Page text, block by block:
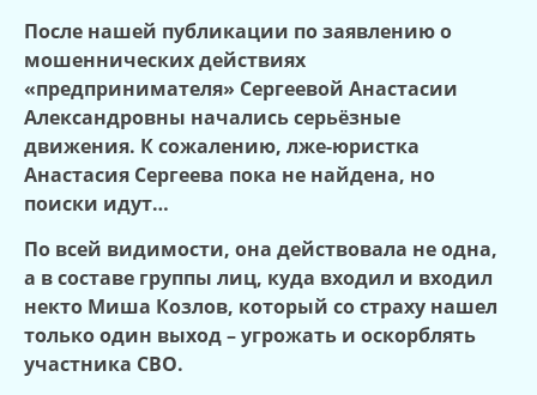
После нашей публикации по заявлению о
мошеннических действиях
«предпринимателя» Сергеевой Анастасии
Александровны начались серьёзные
движения. К сожалению, лже-юристка
Анастасия Сергеева пока не найдена, но
поиски идут…
По всей видимости, она действовала не одна,
а в составе группы лиц, куда входил и входил
некто Миша Козлов, который со страху нашел
только один выход – угрожать и оскорблять
участника СВО.